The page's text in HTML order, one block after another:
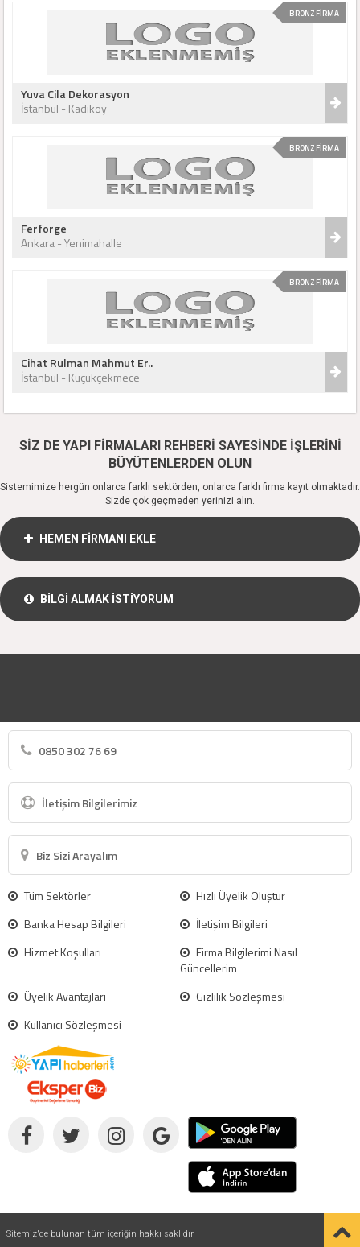
BRONZ FİRMA
Yuva Cila Dekorasyon
İstanbul - Kadıköy
BRONZ FİRMA
Ferforge
Ankara - Yenimahalle
BRONZ FİRMA
Cihat Rulman Mahmut Er..
İstanbul - Küçükçekmece
SİZ DE YAPI FİRMALARI REHBERİ SAYESİNDE İŞLERİNİ
BÜYÜTENLERDEN OLUN
Sistemimize hergün onlarca farklı sektörden, onlarca farklı firma kayıt olmaktadır.
Sizde çok geçmeden yerinizi alın.
HEMEN FİRMANI EKLE
BİLGİ ALMAK İSTİYORUM
0850 302 76 69
İletişim Bilgilerimiz
Biz Sizi Arayalım
Tüm Sektörler
Hızlı Üyelik Oluştur
Banka Hesap Bilgileri
İletişim Bilgileri
Hizmet Koşulları
Firma Bilgilerimi Nasıl
Güncellerim
Üyelik Avantajları
Gizlilik Sözleşmesi
Kullanıcı Sözleşmesi
Sitemiz'de bulunan tüm içeriğin hakkı saklıdır